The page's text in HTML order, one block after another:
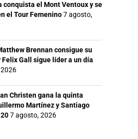
conquista el Mont Ventoux y se
el Tour Femenino7 agosto,
Brennan consigue su
Gall sigue líder a un día
Christen gana la quinta
Martínez y Santiago
7 agosto, 2026